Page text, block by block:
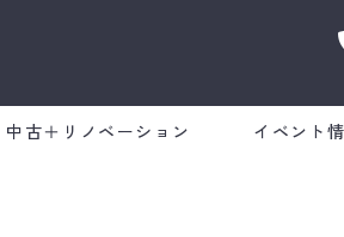
中古＋リノベーション イベント